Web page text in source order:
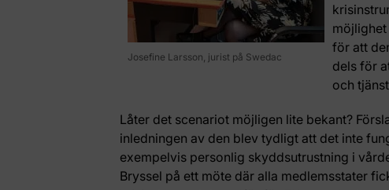
Josefine Larsson, jurist på Swedac
möjlighet
för att
dels för
och
Låter det scenariot möjligen lite bekant?
inledningen av den blev tydligt att det inte
exempelvis personlig skyddsutrustning i
Bryssel på ett möte där alla medlemsstater